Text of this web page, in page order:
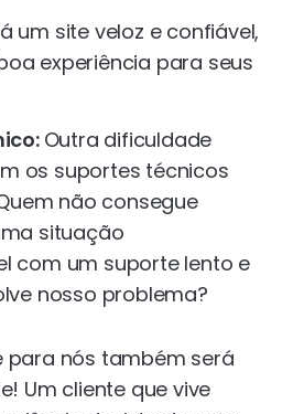
um site veloz e confiável,
experiência para seus
Outra dificuldade
os suportes técnicos
não consegue
situação
com um suporte lento e
nosso problema?
para nós também será
Um cliente que vive